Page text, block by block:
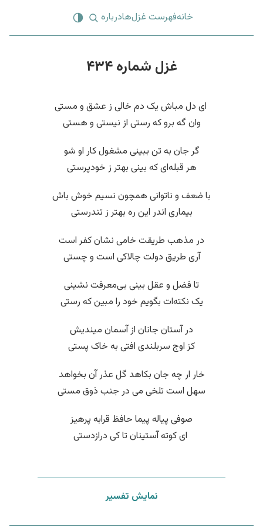
خانهفهرست غزل‌هادرباره
غزل شماره ۴۳۴
‌ ای دل مباش یک دم خالی ز عشق و مستی
وان گه برو که رستی از نیستی و هستی
گر جان به تن ببینی مشغول کار او شو
هر قبله‌ای که بینی بهتر ز خودپرستی
با ضعف و ناتوانی همچون نسیم خوش باش
بیماری اندر این ره بهتر ز تندرستی
در مذهب طریقت خامی نشان کفر است
آری طریق دولت چالاکی است و چستی
تا فضل و عقل بینی بی‌معرفت نشینی
یک نکته‌ات بگویم خود را مبین که رستی
در آستان جانان از آسمان میندیش
کز اوج سربلندی افتی به خاک پستی
خار ار چه جان بکاهد گل عذر آن بخواهد
سهل است تلخی می در جنب ذوق مستی
صوفی پیاله پیما حافظ قرابه پرهیز
‌ ای کوته آستینان تا کی درازدستی
نمایش تفسیر